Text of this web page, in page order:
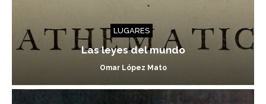
LUGARES
Las leyes del mundo
Omar López Mato